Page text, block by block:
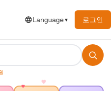
Language▼ 로그인